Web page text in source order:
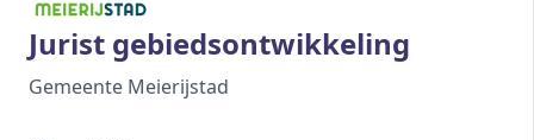
Freelance
Detachering
Jurist gebiedsontwikkeling
Gemeente Meierijstad